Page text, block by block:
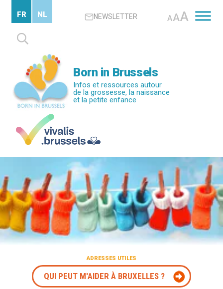
contenu
principal
NEWSLETTER AAA
Rechercher :
FR NL
Born in Brussels
Infos et ressources autour
de la grossesse, la naissance
et la petite enfance
ADRESSES UTILES
QUI PEUT M'AIDER À BRUXELLES ?